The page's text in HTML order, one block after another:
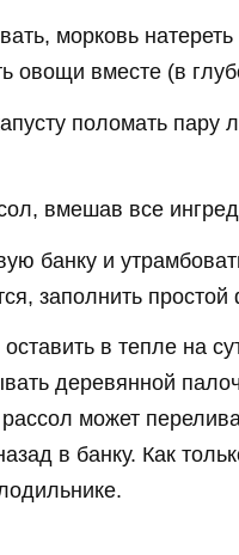
морковь
овощи вместе (в
поломать пару
вмешав все
банку и
заполнить
оставить в тепле на
деревянной
может
в банку. Как